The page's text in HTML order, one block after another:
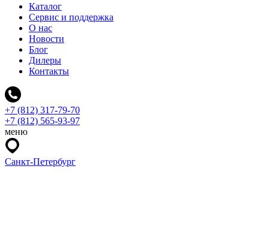
Каталог
Сервис и поддержка
О нас
Новости
Блог
Дилеры
Контакты
+7 (812) 317-79-70
+7 (812) 565-93-97
меню
Санкт-Петербург